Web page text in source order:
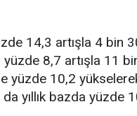
14,3 artışla 4 bin
yüzde 8,7 artışla 11
yüzde 10,2
yıllık bazda yüzde